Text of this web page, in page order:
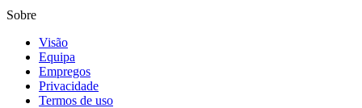
Sobre
Visão
Equipa
Empregos
Privacidade
Termos de uso